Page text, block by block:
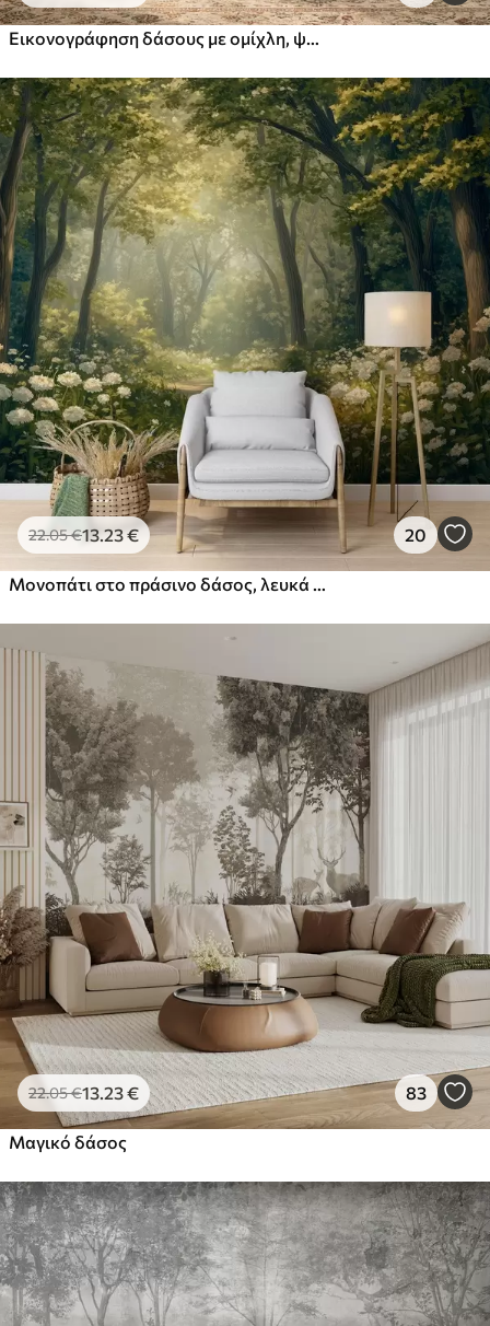
22.05€13 .23€ 20
22.05€13.23€ 83
Μαγικό δάσος